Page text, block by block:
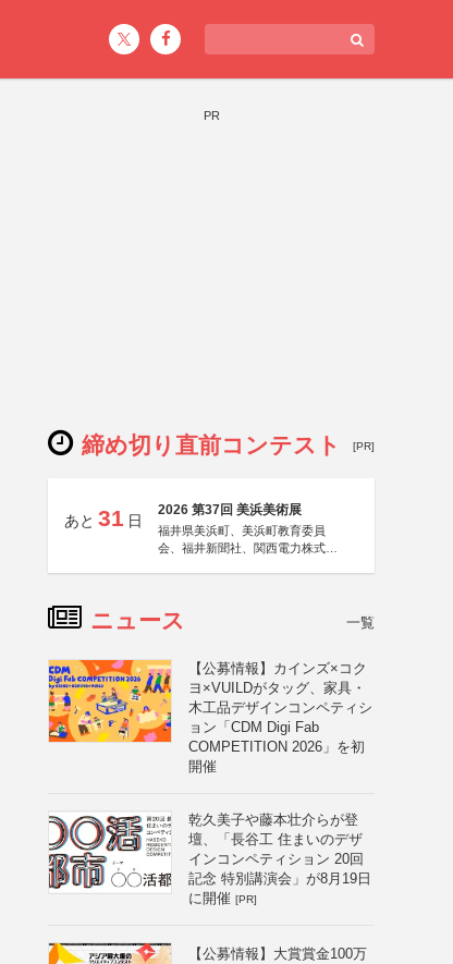
PR
締め切り直前コンテスト [PR]
あと 31 日
2026 第37回 美浜美術展
福井県美浜町、美浜町教育委員
会、福井新聞社、関西電力株式会
ニュース 一覧
【公募情報】カインズ×コク
ヨ×VUILDがタッグ、家具・
木工品デザインコンペティシ
ョン「CDM Digi Fab
COMPETITION 2026」を初
開催
乾久美子や藤本壮介らが登
壇、「長谷工 住まいのデザ
インコンペティション 20回
記念 特別講演会」が8月19日
に開催 [PR]
【公募情報】大賞賞金100万